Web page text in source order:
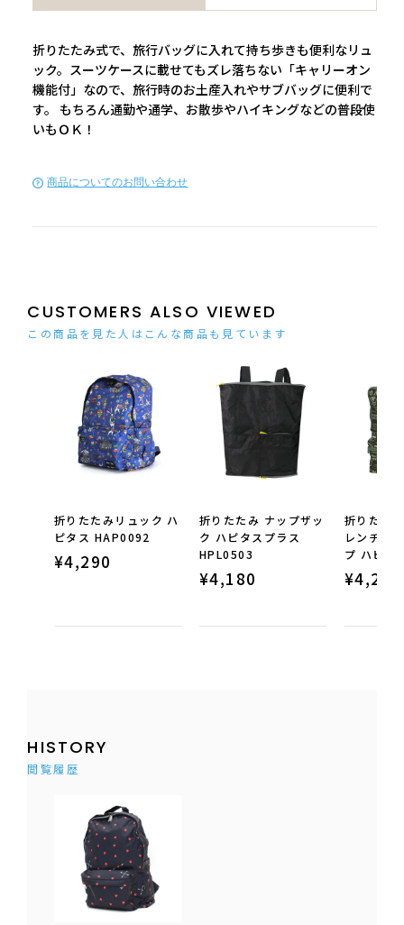
折りたたみ式で、旅行バッグに入れて持ち歩きも便利なリュ
ック。スーツケースに載せてもズレ落ちない「キャリーオン
機能付」なので、旅行時のお土産入れやサブバッグに便利で
す。 もちろん通勤や通学、お散歩やハイキングなどの普段使
いもＯＫ！
商品についてのお問い合わせ
この商品を見た人はこんな商品も見ています
CUSTOMERS ALSO VIEWED
折りたたみリュック ハ
ピタス HAP0092
¥4,290
折りたたみ ナップザッ
ク ハピタスプラス
HPL0503
¥4,180
折りたた
レンチェ
プ ハピタ
¥4,290
閲覧履歴
HISTORY